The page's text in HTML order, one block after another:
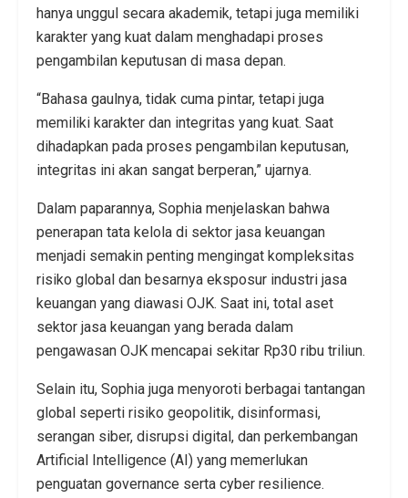
hanya unggul secara akademik, tetapi juga memiliki
karakter yang kuat dalam menghadapi proses
pengambilan keputusan di masa depan.
“Bahasa gaulnya, tidak cuma pintar, tetapi juga
memiliki karakter dan integritas yang kuat. Saat
dihadapkan pada proses pengambilan keputusan,
integritas ini akan sangat berperan,” ujarnya.
Dalam paparannya, Sophia menjelaskan bahwa
penerapan tata kelola di sektor jasa keuangan
menjadi semakin penting mengingat kompleksitas
risiko global dan besarnya eksposur industri jasa
keuangan yang diawasi OJK. Saat ini, total aset
sektor jasa keuangan yang berada dalam
pengawasan OJK mencapai sekitar Rp30 ribu triliun.
Selain itu, Sophia juga menyoroti berbagai tantangan
global seperti risiko geopolitik, disinformasi,
serangan siber, disrupsi digital, dan perkembangan
Artificial Intelligence (AI) yang memerlukan
penguatan governance serta cyber resilience.